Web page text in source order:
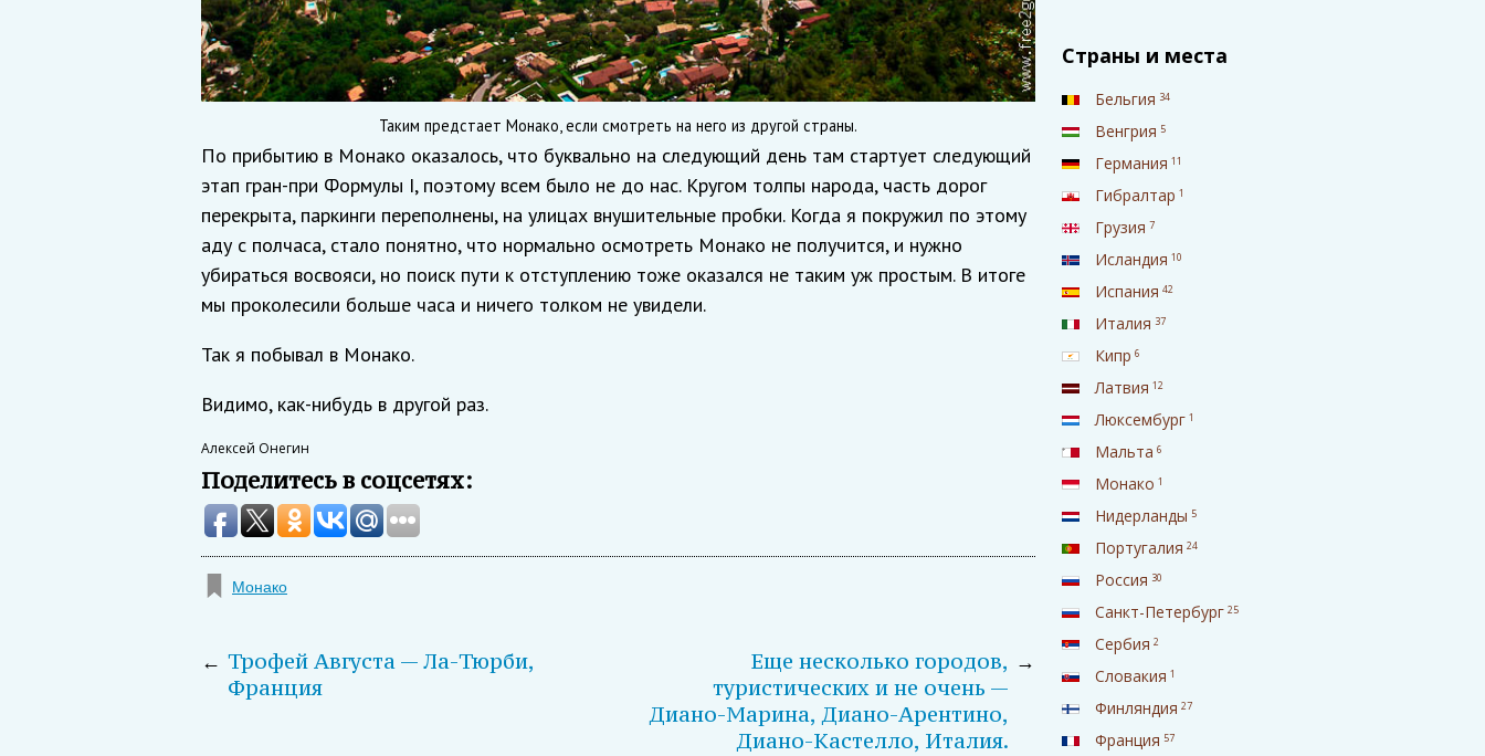
Таким предстает Монако, если смотреть на него из другой страны.
По прибытию в Монако оказалось, что буквально на следующий день там стартует следующий
этап гран-при Формулы I, поэтому всем было не до нас. Кругом толпы народа, часть дорог
перекрыта, паркинги переполнены, на улицах внушительные пробки. Когда я покружил по этому
аду с полчаса, стало понятно, что нормально осмотреть Монако не получится, и нужно
убираться восвояси, но поиск пути к отступлению тоже оказался не таким уж простым. В итоге
мы проколесили больше часа и ничего толком не увидели.
Так я побывал в Монако.
Видимо, как-нибудь в другой раз.
Алексей Онегин
Поделитесь в соцсетях:
Монако
← Трофей Августа — Ла-Тюрби,
Франция
→
Еще несколько городов,
туристических и не очень —
Диано-Марина, Диано-Арентино,
Диано-Кастелло, Италия.
Страны и места
Бельгия 34
Венгрия 5
Германия 11
Гибралтар 1
Грузия 7
Исландия 10
Испания 42
Италия 37
Кипр 6
Латвия 12
Люксембург 1
Мальта 6
Монако 1
Нидерланды 5
Португалия 24
Россия 30
Санкт-Петербург 25
Сербия 2
Словакия 1
Финляндия 27
Франция 57